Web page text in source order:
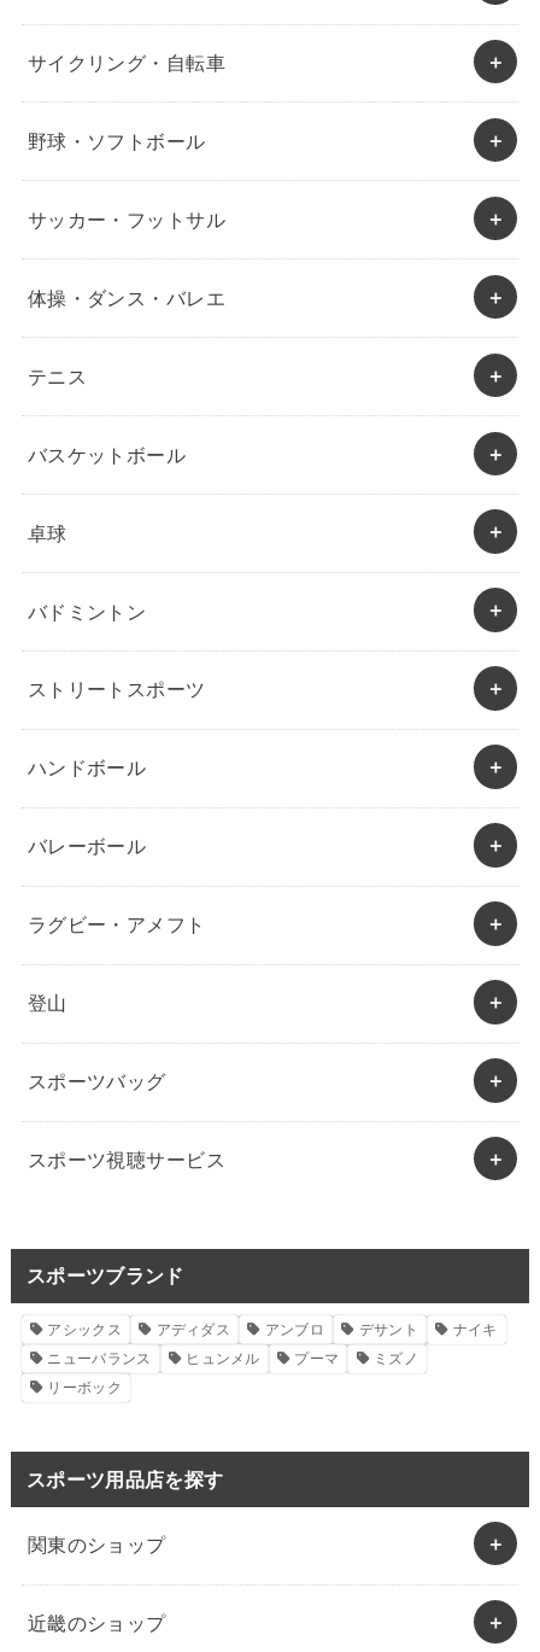
サイクリング・自転車
野球・ソフトボール
サッカー・フットサル
体操・ダンス・バレエ
テニス
バスケットボール
卓球
バドミントン
ストリートスポーツ
ハンドボール
バレーボール
ラグビー・アメフト
登山
スポーツバッグ
スポーツ視聴サービス
スポーツブランド
アシックス アディダス アンブロ デサント
ナイキ
ニューバランス
ヒュンメル プーマ
ミズノ
リーボック
スポーツ用品店を探す
関東のショップ
近畿のショップ